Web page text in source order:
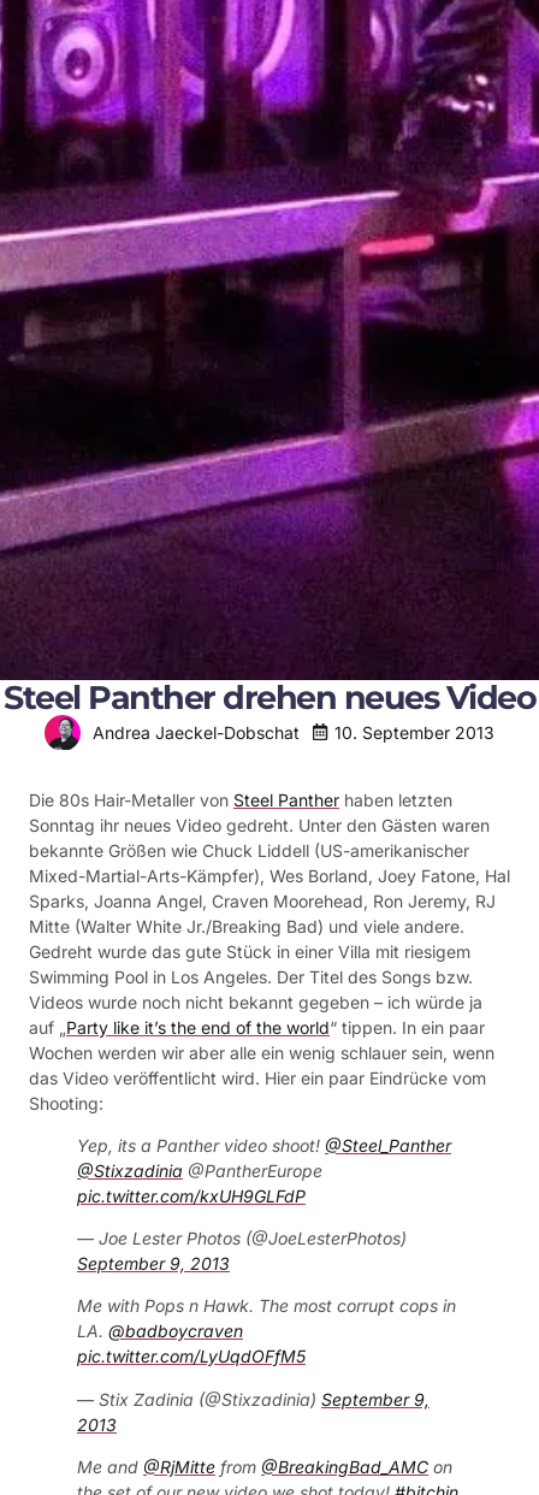
Steel Panther drehen neues Video
Andrea Jaeckel-Dobschat 10. September 2013
Die 80s Hair-Metaller von Steel Panther haben letzten
Sonntag ihr neues Video gedreht. Unter den Gästen waren
bekannte Größen wie Chuck Liddell (US-amerikanischer
Mixed-Martial-Arts-Kämpfer), Wes Borland, Joey Fatone, Hal
Sparks, Joanna Angel, Craven Moorehead, Ron Jeremy, RJ
Mitte (Walter White Jr./Breaking Bad) und viele andere.
Gedreht wurde das gute Stück in einer Villa mit riesigem
Swimming Pool in Los Angeles. Der Titel des Songs bzw.
Videos wurde noch nicht bekannt gegeben – ich würde ja
auf „Party like it’s the end of the world“ tippen. In ein paar
Wochen werden wir aber alle ein wenig schlauer sein, wenn
das Video veröffentlicht wird. Hier ein paar Eindrücke vom
Shooting:
Yep, its a Panther video shoot! @Steel_Panther
@Stixzadinia @PantherEurope
pic.twitter.com/kxUH9GLFdP
— Joe Lester Photos (@JoeLesterPhotos)
September 9, 2013
Me with Pops n Hawk. The most corrupt cops in
LA. @badboycraven
pic.twitter.com/LyUqdOFfM5
— Stix Zadinia (@Stixzadinia) September 9,
2013
Me and @RjMitte from @BreakingBad_AMC on